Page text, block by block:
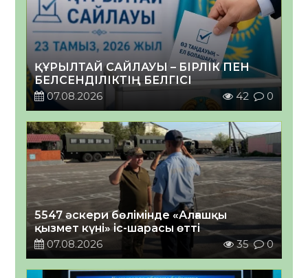
ҚҰРЫЛТАЙ САЙЛАУЫ – БІРЛІК ПЕН
БЕЛСЕНДІЛІКТІҢ БЕЛГІСІ
07.08.2026
42 0
5547 әскери бөлімінде «Алғашқы
қызмет күні» іс-шарасы өтті
07.08.2026
35 0